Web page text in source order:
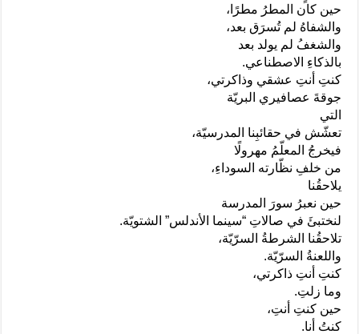
حين كان المطرُ مطرًا،
والشفاهُ لم تُسرَق بعد،
والشغفُ لم يولد بعد
بالذكاءِ الاصطناعي.
كنتِ أنتِ عشقي وذاكرتي،
جوقةَ عصافيري البريّة
التي
تعشّش في حقائبِنا المدرسيّة،
فيخرجُ المعلّمُ مهرولًا
من خلفِ نظّارته السوداءِ،
يلاحقُنا
حين نعبرُ سورَ المدرسة
لنختبئَ في صالاتِ “سينما الأندلس” الشتويّة.
تلاحقُنا الشرطةُ السرّيّة،
واللعنةُ السرّيّة.
كنتِ أنتِ ذاكرتي،
وما زلتِ.
حين كنتِ أنتِ،
كنتُ أنا.